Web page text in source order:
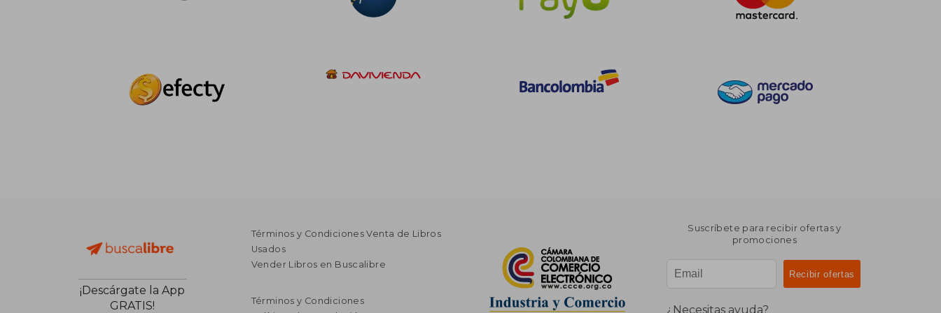
¡Descárgate la App
GRATIS!
Términos y Condiciones Venta de Libros
Usados
Vender Libros en Buscalibre
Términos y Condiciones
Suscríbete para recibir ofertas y
promociones
¿Necesitas ayuda?